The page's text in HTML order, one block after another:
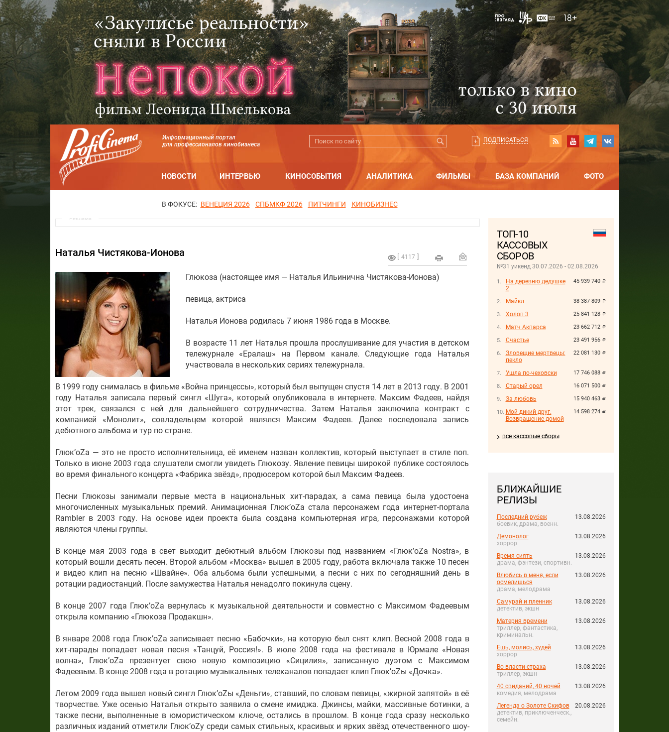
Информационный портал
для профессионалов кинобизнеса
ПОДПИСАТЬСЯ
НОВОСТИ ИНТЕРВЬЮ КИНОСОБЫТИЯ АНАЛИТИКА ФИЛЬМЫ БАЗА КОМПАНИЙ ФОТО
В ФОКУСЕ: ВЕНЕЦИЯ 2026 СПБМКФ 2026 ПИТЧИНГИ КИНОБИЗНЕС
ТОП-10
КАССОВЫХ
СБОРОВ
№31 уикенд 30.07.2026 - 02.08.2026
45 939 740 руб.
На деревню дедушке
2
38 387 809 руб.
Майкл
25 841 128 руб.
Холоп 3
23 662 712 руб.
Матч Акпарса
23 491 956 руб.
Счастье
22 081 130 руб.
Зловещие мертвецы:
пекло
17 746 088 руб.
Ушла по-чеховски
16 071 500 руб.
Старый орел
15 940 463 руб.
За любовь
14 598 274 руб.
Мой дикий друг.
Возвращение домой
все кассовые сборы
БЛИЖАЙШИЕ
РЕЛИЗЫ
Последний рубеж
боевик, драма, военн.
13.08.2026
Демонолог
хоррор
13.08.2026
Время сиять
драма, фэнтези, спортивн.
13.08.2026
Влюбись в меня, если
осмелишься
драма, мелодрама
13.08.2026
Самурай и пленник
детектив, экшн
13.08.2026
Материя времени
триллер, фантастика,
криминальн.
13.08.2026
Ешь, молись, худей
хоррор
13.08.2026
Во власти страха
триллер, экшн
13.08.2026
40 свиданий, 40 ночей
комедия, мелодрама
13.08.2026
Легенда о Золоте Скифов
детектив, приключенческ.,
семейн.
20.08.2026
Реклама
4117
Наталья Чистякова-Ионова
Глюкоза (настоящее имя — Наталья Ильинична Чистякова-Ионова)
певица, актриса
Наталья Ионова родилась 7 июня 1986 года в Москве.
В возрасте 11 лет Наталья прошла прослушивание для участия в детском
тележурнале «Ералаш» на Первом канале. Следующие года Наталья
участвовала в нескольких сериях тележурнала.
В 1999 году снималась в фильме «Война принцессы», который был выпущен спустя 14 лет в 2013 году. В 2001
году Наталья записала первый сингл «Шуга», который опубликовала в интернете. Максим Фадеев, найдя
этот трек, связался с ней для дальнейшего сотрудничества. Затем Наталья заключила контракт с
компанией «Монолит», совладельцем которой являлся Максим Фадеев. Далее последовала запись
дебютного альбома и тур по стране.
Глюк’oZа — это не просто исполнительница, её именем назван коллектив, который выступает в стиле поп.
Только в июне 2003 года слушатели смогли увидеть Глюкозу. Явление певицы широкой публике состоялось
во время финального концерта «Фабрика звёзд», продюсером которой был Максим Фадеев.
Песни Глюкозы занимали первые места в национальных хит-парадах, а сама певица была удостоена
многочисленных музыкальных премий. Анимационная Глюк’oZа стала персонажем года интернет-портала
Rambler в 2003 году. На основе идеи проекта была создана компьютерная игра, персонажами которой
являются члены группы.
В конце мая 2003 года в свет выходит дебютный альбом Глюкозы под названием «Глюк’oZa Nostra», в
который вошли десять песен. Второй альбом «Москва» вышел в 2005 году, работа включала также 10 песен
и видео клип на песню «Швайне». Оба альбома были успешными, а песни с них по сегодняшний день в
ротации радиостанций. После замужества Наталья ненадолго покинула сцену.
В конце 2007 года Глюк’oZа вернулась к музыкальной деятельности и совместно с Максимом Фадеевым
открыла компанию «Глюкоза Продакшн».
В январе 2008 года Глюк’oZа записывает песню «Бабочки», на которую был снят клип. Весной 2008 года в
хит-парады попадает новая песня «Танцуй, Россия!». В июле 2008 года на фестивале в Юрмале «Новая
волна», Глюк’оZа презентует свою новую композицию «Сицилия», записанную дуэтом с Максимом
Фадеевым. В конце 2008 года в ротацию музыкальных телеканалов попадает клип Глюк’oZы «Дочка».
Летом 2009 года вышел новый сингл Глюк’oZы «Деньги», ставший, по словам певицы, «жирной запятой» в её
творчестве. Уже осенью Наталья открыто заявила о смене имиджа. Джинсы, майки, массивные ботинки, а
также песни, выполненные в юмористическом ключе, остались в прошлом. В конце года сразу несколько
различных изданий отметили Глюк’oZу среди самых стильных, красивых и ярких звёзд отечественного шоу-